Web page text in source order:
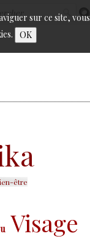
sur ce site, vous
OK
être
Visage